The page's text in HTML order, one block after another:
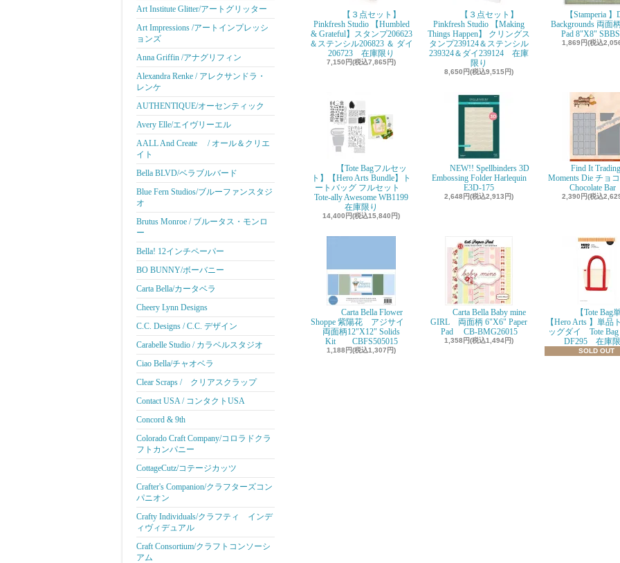
Art Institute Glitter/アートグリッター
Art Impressions /アートインプレッシ
ョンズ
Anna Griffin /アナグリフィン
Alexandra Renke / アレクサンドラ・
レンケ
AUTHENTIQUE/オーセンティック
Avery Elle/エイヴリーエル
AALL And Create / オール＆クリエ
イト
Bella BLVD/ベラブルバード
Blue Fern Studios/ブルーファンスタジ
オ
Brutus Monroe / ブルータス・モンロ
ー
Bella! 12インチペーパー
BO BUNNY/ボーバニー
Carta Bella/カータベラ
Cheery Lynn Designs
C.C. Designs / C.C. デザイン
Carabelle Studio / カラベルスタジオ
Ciao Bella/チャオベラ
Clear Scraps / クリアスクラップ
Contact USA / コンタクトUSA
Concord & 9th
Colorado Craft Company/コロラドクラ
フトカンパニー
CottageCutz/コテージカッツ
Crafter's Companion/クラフターズコン
パニオン
Crafty Individuals/クラフティ インデ
ィヴィデュアル
Craft Consortium/クラフトコンソーシ
アム
【３点セット】
Pinkfresh Studio 【Humbled
& Grateful】スタンプ206623
＆ステンシル206823 ＆ ダイ
206723 在庫限り
7,150円(税込7,865円)
【３点セット】
Pinkfresh Studio 【Making
Things Happen】 クリングス
タンプ239124＆ステンシル
239324＆ダイ239124 在庫
限り
8,650円(税込9,515円)
【Stamperia
Backgrounds 両面
Pad 8"X8"
1,869円(税込
【Tote Bagフルセッ
ト】【Hero Arts Bundle】ト
ートバッグ フルセット
Tote-ally Awesome WB1199
在庫限り
14,400円(税込15,840円)
NEW!! Spellbinders 3D
Embossing Folder Harlequin
E3D-175
2,648円(税込2,913円)
Find It
Moments Die チョ
Chocolate Bar
2,390円(税込
Carta Bella Flower
Shoppe 紫陽花 アジサイ
両面柄12"X12" Solids
Kit CBFS505015
1,188円(税込1,307円)
Carta Bella Baby mine
GIRL 両面柄 6"X6" Paper
Pad CB-BMG26015
1,358円(税込1,494円)
【Tote Bag
【Hero Arts 】単品
ッグダイ Tote Bag
DF295 在庫限
SOLD OUT